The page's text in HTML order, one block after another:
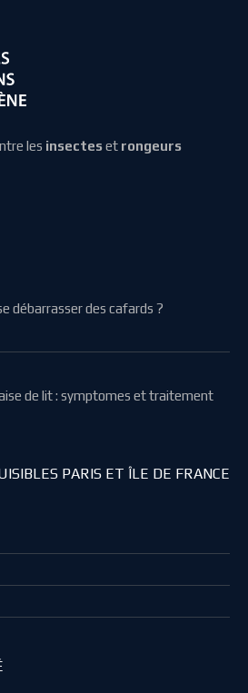
les insecteset rongeurs
débarrasser des cafards ?
de lit : symptomes et traitement
PARIS ET ÎLE DE FRANCE